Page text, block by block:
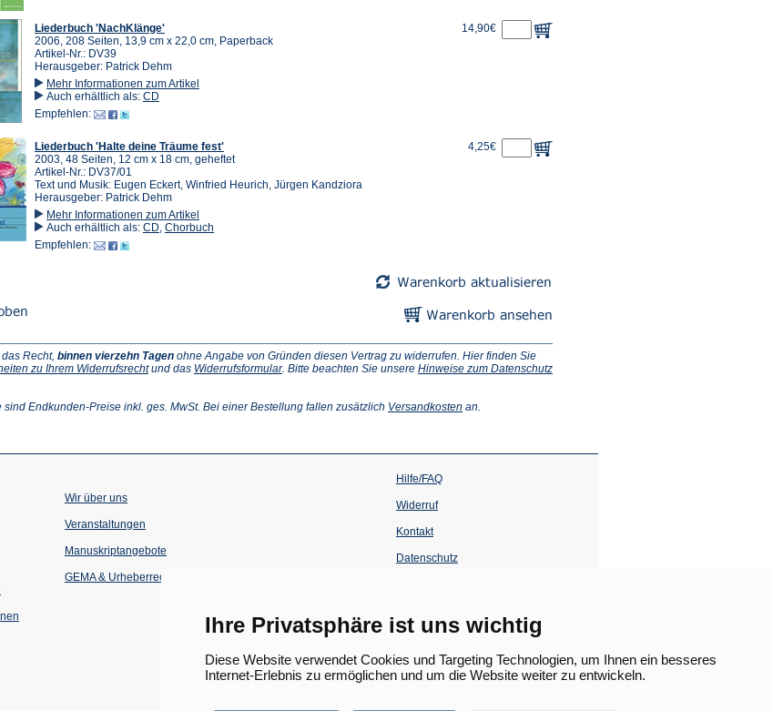
Ihre Privatsphäre ist uns wichtig
Diese Website verwendet Cookies und Targeting Technologien, um Ihnen ein besseres
Internet-Erlebnis zu ermöglichen und um die Website weiter zu entwickeln.
Liederbuch 'NachKlänge'
2006, 208 Seiten, 13,9 cm x 22,0 cm, Paperback
Artikel-Nr.: DV39
Herausgeber: Patrick Dehm
Mehr Informationen zum Artikel
Auch erhältlich als: CD
Empfehlen:
14,90€
Liederbuch 'Halte deine Träume fest'
2003, 48 Seiten, 12 cm x 18 cm, geheftet
Artikel-Nr.: DV37/01
Text und Musik: Eugen Eckert, Winfried Heurich, Jürgen Kandziora
Herausgeber: Patrick Dehm
Mehr Informationen zum Artikel
Auch erhältlich als: CD, Chorbuch
Empfehlen:
4,25€
Recht, binnen vierzehn Tagen ohne Angabe von Gründen diesen Vertrag zu widerrufen. Hier finden Sie
zu Ihrem Widerrufsrecht(Öffnet
neuen
und das Widerrufsformular(Öffnet
neuen
. Bitte beachten Sie unsere Hinweise zum Datenschutz
sind Endkunden-Preise inkl. ges. MwSt. Bei einer Bestellung fallen zusätzlich Versandkosten (Öffnet
Tab)
an.
Wir über uns
Veranstaltungen
einem
Tab)
Manuskriptangebote
GEMA & Urheberrecht
Hilfe/FAQ
Widerruf
Kontakt
Datenschutz
einem
neuen